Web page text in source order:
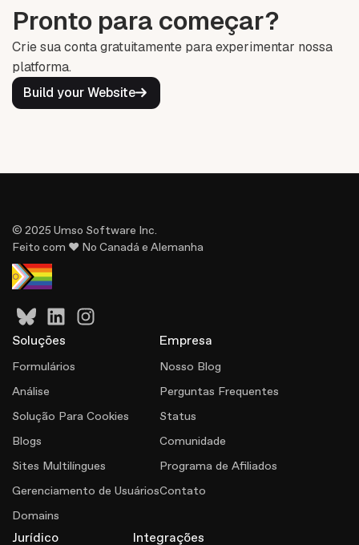
Pronto para começar?
Crie sua conta gratuitamente para experimentar nossa
platforma.
Build your Website
© 2025 Umso Software Inc.
Feito com ♥ No Canadá e Alemanha
Soluçōes
Formulários
Análise
Solução Para Cookies
Blogs
Sites Multilíngues
Gerenciamento de Usuários
Domains
Empresa
Nosso Blog
Perguntas Frequentes
Status
Comunidade
Programa de Afiliados
Contato
Jurídico Integrações